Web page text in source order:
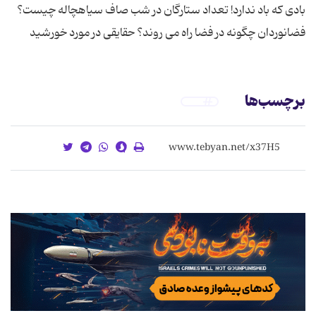
بادی که باد ندارد! تعداد ستارگان در شب صاف سیاهچاله چیست؟
فضانوردان چگونه در فضا راه می روند؟ حقایقی در مورد خورشید
برچسب‌ها